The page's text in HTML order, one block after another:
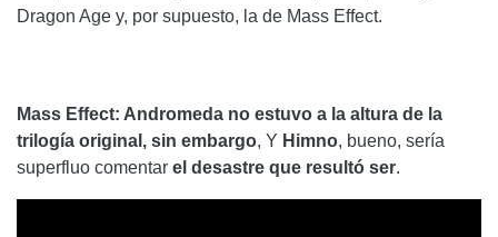
Dragon Age y, por supuesto, la de Mass Effect.
Mass Effect: Andromeda no estuvo a la altura de la
trilogía original, sin embargo, Y Himno, bueno, sería
superfluo comentar el desastre que resultó ser.